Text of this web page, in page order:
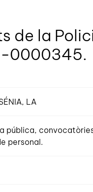
de la
0000345.
LA
pública,
personal.